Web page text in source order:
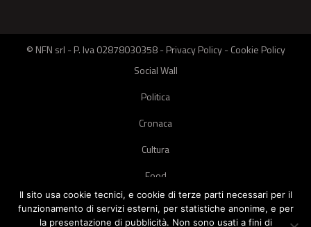
© NFN srl - P. Iva 02878030358 -Privacy Policy-Cookie Policy
Social Wall
Politica
Cronaca
Cultura
Food
Green
Il sito usa cookie tecnici, e cookie di terze parti necessari per il
funzionamento di servizi esterni, per statistiche anonime, e per
la presentazione di pubblicità. Non sono usati a fini di